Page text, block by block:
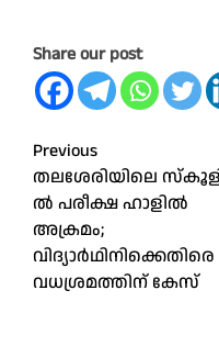
Share our post
Post
navigation
Previous
തലശേരിയിലെ​
ൽ പരീക്ഷ ഹാളിൽ
അക്രമം;
വിദ്യാർഥിനിക്കെതിരെ
വധശ്രമത്തിന് കേസ്